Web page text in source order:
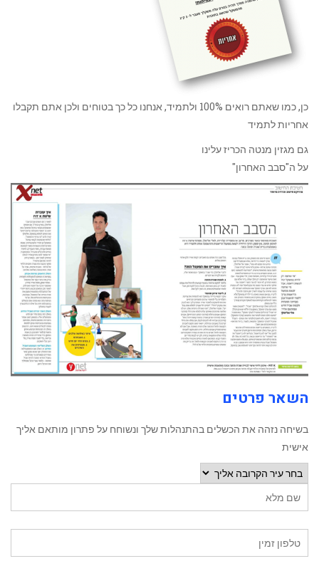
כן, כמו שאתם רואים 100% ולתמיד, אנחנו כל כך בטוחים ולכן אתם תקבלו
אחריות לתמיד
גם מגזין מנטה הכריז עלינו
על ה"סבב האחרון"
השאר פרטים
בשיחה נזהה את הכשלים בהתנהלות שלך ונשוחח על פתרון מותאם אליך
אישית